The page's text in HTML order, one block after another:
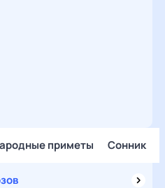
приметы Сонник